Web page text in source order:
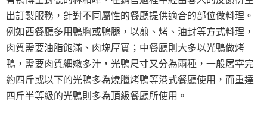
出訂製服務，針對不同屬性的餐廳提供適合的部位做料理。
例如西餐廳多用鴨胸或鴨腿，以煎、烤、油封等方式料理，
肉質需要油脂飽滿、肉塊厚實；中餐廳則大多以光鴨做烤
鴨，需要肉質細嫩多汁，光鴨尺寸又分為兩種，一般屠宰完
約四斤或以下的光鴨多為燒臘烤鴨等港式餐廳使用，而重達
四斤半等級的光鴨則多為頂級餐廳所使用。